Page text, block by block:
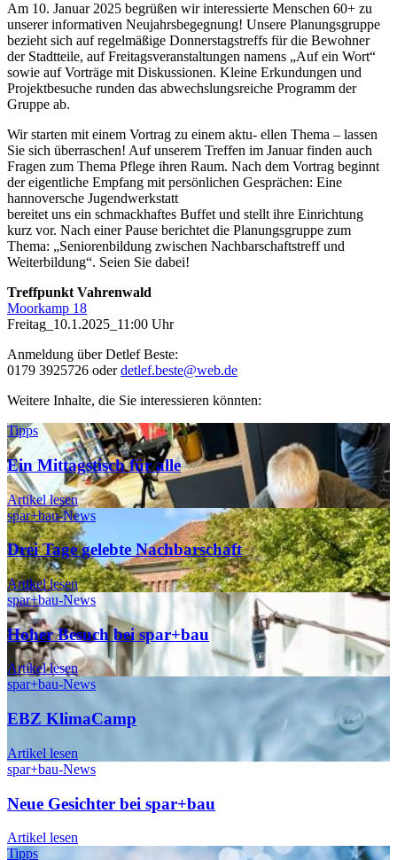
Am 10. Januar 2025 begrüßen wir interessierte Menschen 60+ zu
unserer informativen Neujahrsbegegnung! Unsere Planungsgruppe
bezieht sich auf regelmäßige Donnerstagstreffs für die Bewohner
der Stadtteile, auf Freitagsveranstaltungen namens „Auf ein Wort“
sowie auf Vorträge mit Diskussionen. Kleine Erkundungen und
Projektbesuche runden das abwechslungsreiche Programm der
Gruppe ab.
Wir starten mit einem Vortrag zu einem aktu- ellen Thema – lassen
Sie sich überraschen! Auf unserem Treffen im Januar finden auch
Fragen zum Thema Pflege ihren Raum. Nach dem Vortrag beginnt
der eigentliche Empfang mit persönlichen Gesprächen: Eine
hannoversche Jugendwerkstatt
bereitet uns ein schmackhaftes Buffet und stellt ihre Einrichtung
kurz vor. Nach einer Pause berichtet die Planungsgruppe zum
Thema: „Seniorenbildung zwischen Nachbarschaftstreff und
Weiterbildung“. Seien Sie dabei!
Treffpunkt Vahrenwald
Moorkamp 18
Freitag_10.1.2025_11:00 Uhr
Anmeldung über Detlef Beste:
0179 3925726 oderdetlef.beste@web.de
Weitere Inhalte, die Sie interessieren könnten:
Tipps
Ein Mittagstisch für alle
Artikel lesen
spar+bau-News
Drei Tage gelebte Nachbarschaft
Artikel lesen
spar+bau-News
Hoher Besuch bei spar+bau
Artikel lesen
spar+bau-News
EBZ KlimaCamp
Artikel lesen
spar+bau-News
Neue Gesichter bei spar+bau
Artikel lesen
Tipps